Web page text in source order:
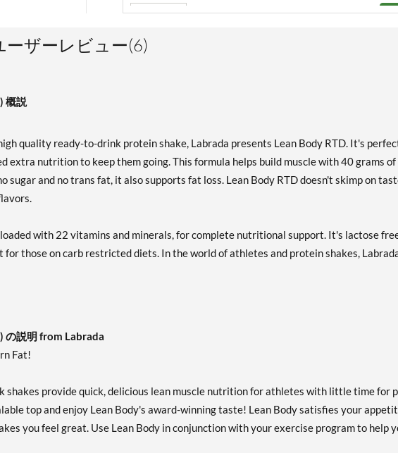
カ
Cookies & Cream 12 pack
販売価格: AU$70.57
ディスカウント％ 33%
販売価格: AU$56.46
SALE!
販売価格: AU$36.69
SALE!
ディスカウント％ 65%
ーザーレビュー(6)
概説
quality ready-to-drink protein shake, Labrada presents Lean Body RTD. It's
extra nutrition to keep them going. This formula helps build muscle with 40 grams
sugar and no trans fat, it also supports fat loss. Lean Body RTD doesn't skimp on
with 22 vitamins and minerals, for complete nutritional support. It's lactose
for those on carb restricted diets. In the world of athletes and protein shakes,
の説明 from Labrada
Fat!
shakes provide quick, delicious lean muscle nutrition for athletes with little time for
top and enjoy Lean Body's award-winning taste! Lean Body satisfies your
you feel great. Use Lean Body in conjunction with your exercise program to help